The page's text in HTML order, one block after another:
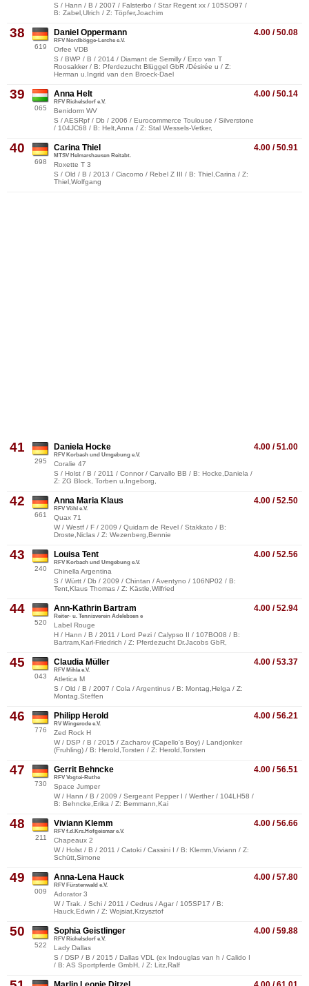
S / Hann / B / 2007 / Falsterbo / Star Regent xx / 105SO97 /
B: Zabel,Ulrich / Z: Töpfer,Joachim
38
619
4.00 / 50.08
Daniel Oppermann
RFV Nordbögge-Lerche e.V.
Orfee VDB
S / BWP / B / 2014 / Diamant de Semilly / Erco van T
Roosakker / B: Pferdezucht Blüggel GbR /Désirée u / Z:
Herman u.Ingrid van den Broeck-Dael
39
065
4.00 / 50.14
Anna Helt
RFV Richelsdorf e.V.
Benidorm WV
S / AESRpf / Db / 2006 / Eurocommerce Toulouse / Silverstone
/ 104JC68 / B: Helt,Anna / Z: Stal Wessels-Vetker,
40
698
4.00 / 50.91
Carina Thiel
MTSV Helmarshausen Reitabt.
Roxette T 3
S / Old / B / 2013 / Ciacomo / Rebel Z III / B: Thiel,Carina / Z:
Thiel,Wolfgang
41
295
4.00 / 51.00
Daniela Hocke
RFV Korbach und Umgebung e.V.
Coralie 47
S / Holst / B / 2011 / Connor / Carvallo BB / B: Hocke,Daniela /
Z: ZG Block, Torben u.Ingeborg,
42
661
4.00 / 52.50
Anna Maria Klaus
RFV Vöhl e.V.
Quax 71
W / Westf / F / 2009 / Quidam de Revel / Stakkato / B:
Droste,Niclas / Z: Wezenberg,Bennie
43
240
4.00 / 52.56
Louisa Tent
RFV Korbach und Umgebung e.V.
Chinella Argentina
S / Württ / Db / 2009 / Chintan / Aventyno / 106NP02 / B:
Tent,Klaus Thomas / Z: Kästle,Wilfried
44
520
4.00 / 52.94
Ann-Kathrin Bartram
Reiter- u. Tennisverein Adelebsen e
Label Rouge
H / Hann / B / 2011 / Lord Pezi / Calypso II / 107BO08 / B:
Bartram,Karl-Friedrich / Z: Pferdezucht Dr.Jacobs GbR,
45
043
4.00 / 53.37
Claudia Müller
RFV Mihla e.V.
Atletica M
S / Old / B / 2007 / Cola / Argentinus / B: Montag,Helga / Z:
Montag,Steffen
46
776
4.00 / 56.21
Philipp Herold
RV Wingerode e.V.
Zed Rock H
W / DSP / B / 2015 / Zacharov (Capello's Boy) / Landjonker
(Fruhling) / B: Herold,Torsten / Z: Herold,Torsten
47
730
4.00 / 56.51
Gerrit Behncke
RFV Vogtei-Ruthe
Space Jumper
W / Hann / B / 2009 / Sergeant Pepper I / Werther / 104LH58 /
B: Behncke,Erika / Z: Bemmann,Kai
48
211
4.00 / 56.66
Viviann Klemm
RFV f.d.Krs.Hofgeismar e.V.
Chapeaux 2
W / Holst / B / 2011 / Catoki / Cassini I / B: Klemm,Viviann / Z:
Schütt,Simone
49
009
4.00 / 57.80
Anna-Lena Hauck
RFV Fürstenwald e.V.
Adorator 3
W / Trak. / Schi / 2011 / Cedrus / Agar / 105SP17 / B:
Hauck,Edwin / Z: Wojsiat,Krzysztof
50
522
4.00 / 59.88
Sophia Geistlinger
RFV Richelsdorf e.V.
Lady Dallas
S / DSP / B / 2015 / Dallas VDL (ex Indouglas van h / Calido I
/ B: AS Sportpferde GmbH, / Z: Litz,Ralf